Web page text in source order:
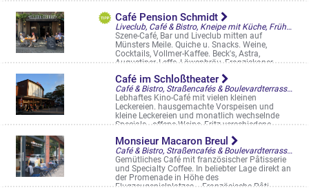
Café Pension Schmidt
Liveclub, Café & Bistro, Kneipe mit Küche, Frühstück/Brunch am WE, Straßencafés & Boulevardterrassen
Szene-Café, Bar und Liveclub mitten auf
Münsters Meile. Quiche u. Snacks. Weine,
Cocktails, Vollmer-Kaffee. Beck's, Astra,
Augustiner, Leffe, Löwenbräu, Franziskaner
Café im Schloßtheater
Café & Bistro, Straßencafés & Boulevardterrassen
Lebhaftes Kino-Café mit vielen kleinen
Leckereien. hausgemachte Vorspeisen und
kleine Leckereien und monatlich wechselnde
Specials . offene Weine, Fritz verschiedene ...
Monsieur Macaron Breul
Café & Bistro, Straßencafés & Boulevardterrassen
Gemütliches Café mit französischer Pâtisserie
und Specialty Coffee. In beliebter Lage direkt an
der Promenade in Höhe des
Flugzeugspielplatzes. . Französische Pâti ...